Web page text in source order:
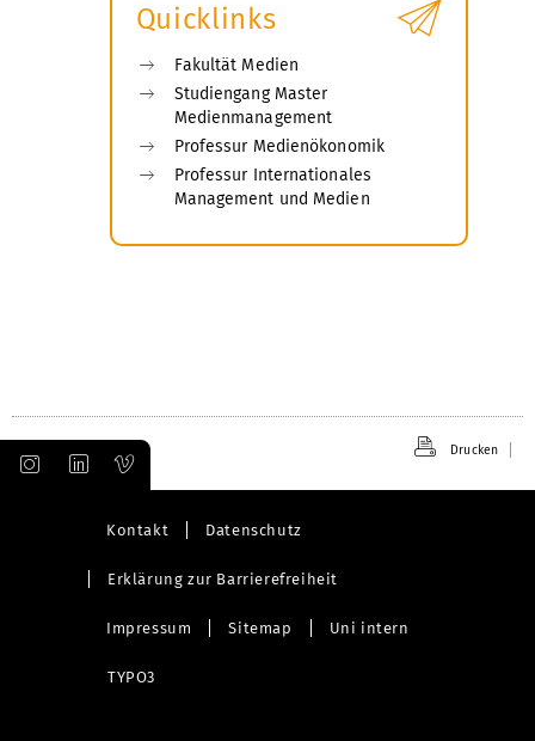
Quicklinks
Fakultät Medien
Studiengang Master
Medienmanagement
Professur Medienökonomik
Professur Internationales
Management und Medien
Drucken
Kontakt Datenschutz
Erklärung zur Barrierefreiheit
Impressum Sitemap Uni intern
TYPO3